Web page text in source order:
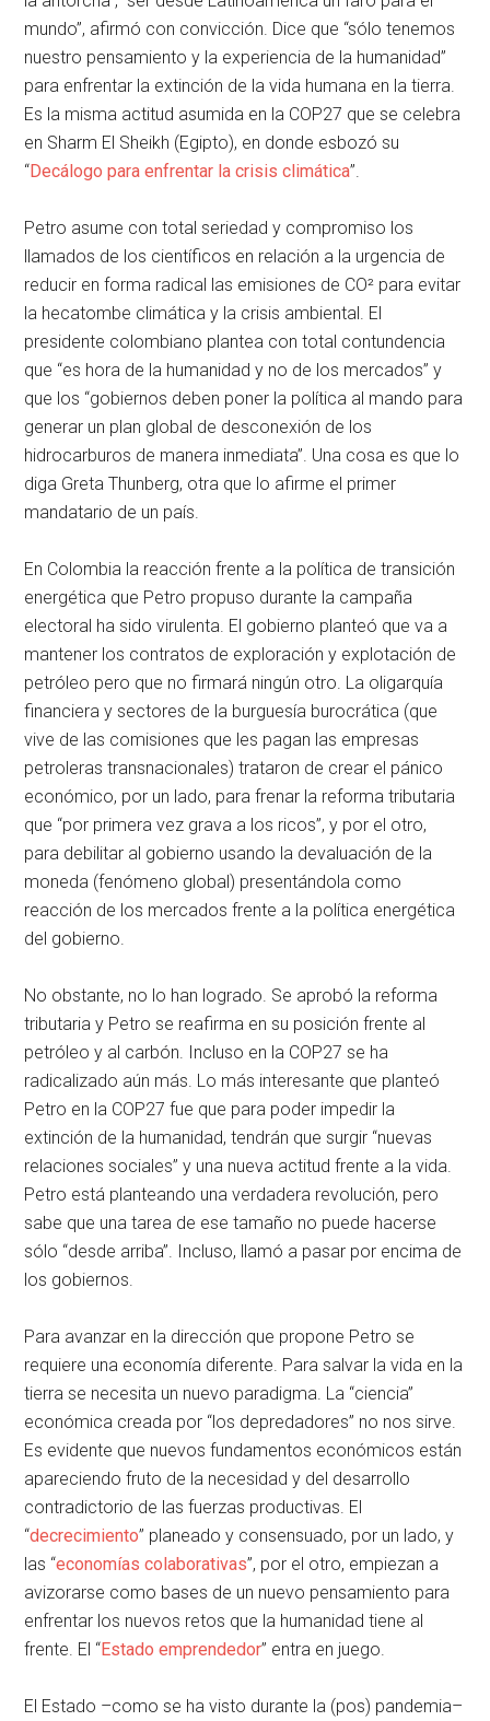
mundo”, afirmó con convicción. Dice que “sólo tenemos
nuestro pensamiento y la experiencia de la humanidad”
para enfrentar la extinción de la vida humana en la tierra.
Es la misma actitud asumida en la COP27 que se celebra
en Sharm El Sheikh (Egipto), en donde esbozó su
“Decálogo para enfrentar la crisis climática”.
Petro asume con total seriedad y compromiso los
llamados de los científicos en relación a la urgencia de
reducir en forma radical las emisiones de CO² para evitar
la hecatombe climática y la crisis ambiental. El
presidente colombiano plantea con total contundencia
que “es hora de la humanidad y no de los mercados” y
que los “gobiernos deben poner la política al mando para
generar un plan global de desconexión de los
hidrocarburos de manera inmediata”. Una cosa es que lo
diga Greta Thunberg, otra que lo afirme el primer
mandatario de un país.
En Colombia la reacción frente a la política de transición
energética que Petro propuso durante la campaña
electoral ha sido virulenta. El gobierno planteó que va a
mantener los contratos de exploración y explotación de
petróleo pero que no firmará ningún otro. La oligarquía
financiera y sectores de la burguesía burocrática (que
vive de las comisiones que les pagan las empresas
petroleras transnacionales) trataron de crear el pánico
económico, por un lado, para frenar la reforma tributaria
que “por primera vez grava a los ricos”, y por el otro,
para debilitar al gobierno usando la devaluación de la
moneda (fenómeno global) presentándola como
reacción de los mercados frente a la política energética
del gobierno.
No obstante, no lo han logrado. Se aprobó la reforma
tributaria y Petro se reafirma en su posición frente al
petróleo y al carbón. Incluso en la COP27 se ha
radicalizado aún más. Lo más interesante que planteó
Petro en la COP27 fue que para poder impedir la
extinción de la humanidad, tendrán que surgir “nuevas
relaciones sociales” y una nueva actitud frente a la vida.
Petro está planteando una verdadera revolución, pero
sabe que una tarea de ese tamaño no puede hacerse
sólo “desde arriba”. Incluso, llamó a pasar por encima de
los gobiernos.
Para avanzar en la dirección que propone Petro se
requiere una economía diferente. Para salvar la vida en la
tierra se necesita un nuevo paradigma. La “ciencia”
económica creada por “los depredadores” no nos sirve.
Es evidente que nuevos fundamentos económicos están
apareciendo fruto de la necesidad y del desarrollo
contradictorio de las fuerzas productivas. El
“decrecimiento” planeado y consensuado, por un lado, y
las “economías colaborativas”, por el otro, empiezan a
avizorarse como bases de un nuevo pensamiento para
enfrentar los nuevos retos que la humanidad tiene al
frente. El “Estado emprendedor” entra en juego.
El Estado –como se ha visto durante la (pos) pandemia–